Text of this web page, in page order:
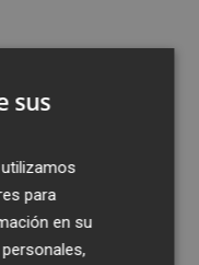
Comunitat
que en
estancia
de ocupación
sus
para
en su